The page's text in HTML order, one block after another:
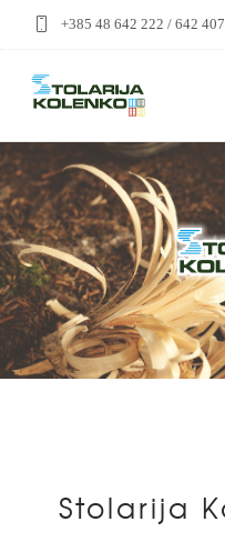
+385 48 642 222 / 642
Stolarija